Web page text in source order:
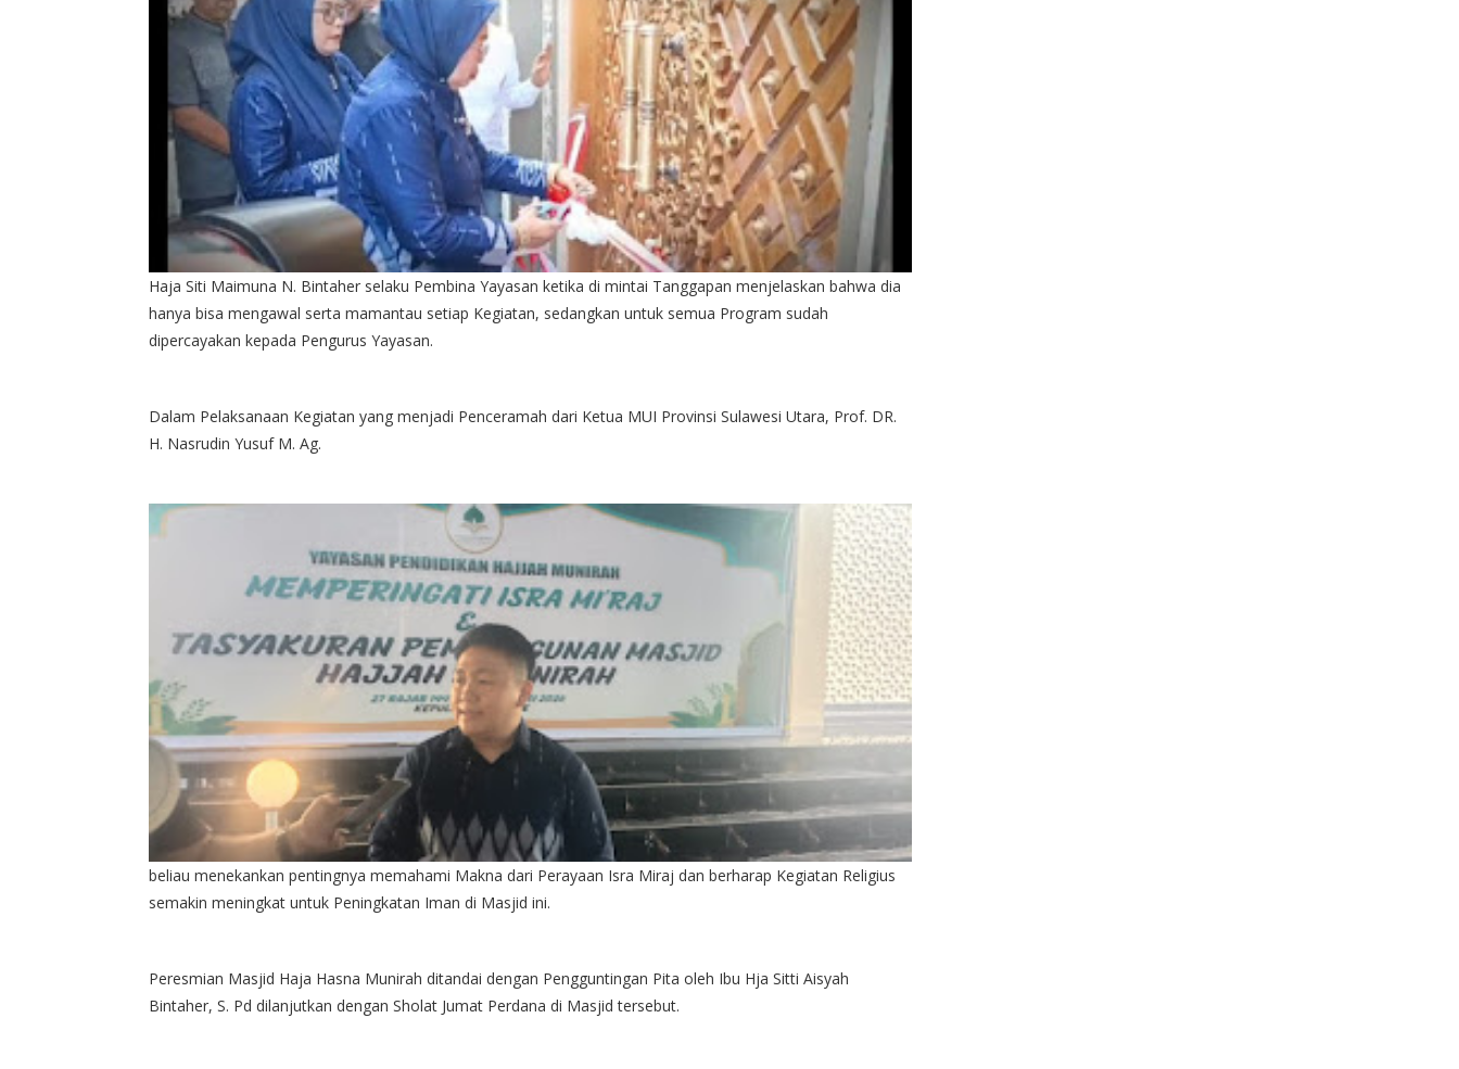
Haja Siti Maimuna N. Bintaher selaku Pembina Yayasan ketika di mintai Tanggapan menjelaskan bahwa dia
hanya bisa mengawal serta mamantau setiap Kegiatan, sedangkan untuk semua Program sudah
dipercayakan kepada Pengurus Yayasan.
Dalam Pelaksanaan Kegiatan yang menjadi Penceramah dari Ketua MUI Provinsi Sulawesi Utara, Prof. DR.
H. Nasrudin Yusuf M. Ag.
beliau menekankan pentingnya memahami Makna dari Perayaan Isra Miraj dan berharap Kegiatan Religius
semakin meningkat untuk Peningkatan Iman di Masjid ini.
Peresmian Masjid Haja Hasna Munirah ditandai dengan Pengguntingan Pita oleh Ibu Hja Sitti Aisyah
Bintaher, S. Pd dilanjutkan dengan Sholat Jumat Perdana di Masjid tersebut.